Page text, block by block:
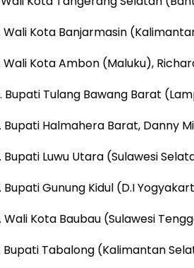
Wali Kota Banjarmasin
Wali Kota Ambon (Maluku),
Bupati Tulang Bawang Barat
Bupati Halmahera Barat, Danny
Bupati Luwu Utara (Sulawesi
Bupati Gunung Kidul (D.I
Wali Kota Baubau (Sulawesi
Bupati Tabalong (Kalimantan